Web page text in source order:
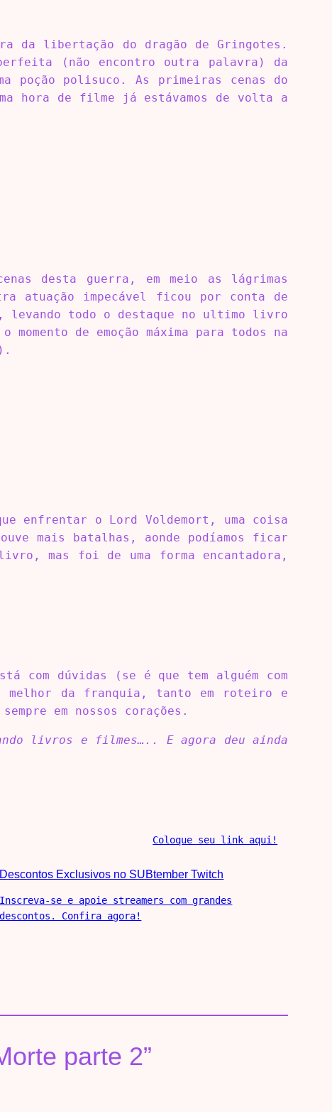
da libertação do dragão de Gringotes.
(não encontro outra palavra) da
poção polisuco. As primeiras cenas do
hora de filme já estávamos de volta a
desta guerra, em meio as lágrimas
atuação impecável ficou por conta de
levando todo o destaque no ultimo livro
de emoção máxima para todos na
enfrentar o Lord Voldemort, uma coisa
mais batalhas, aonde podíamos ficar
mas foi de uma forma encantadora,
com dúvidas (se é que tem alguém com
melhor da franquia, tanto em roteiro e
em nossos corações.
livros e filmes….. E agora deu ainda
Coloque seu link aqui!
Descontos Exclusivos no SUBtember Twitch
Inscreva-se e apoie streamers com grandes
descontos. Confira agora!
parte 2”